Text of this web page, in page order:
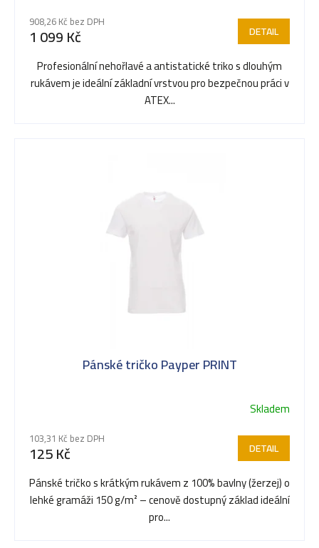
908,26 Kč bez DPH
1 099 Kč DETAIL
Profesionální nehořlavé a antistatické triko s dlouhým
rukávem je ideální základní vrstvou pro bezpečnou práci v
ATEX...
Pánské tričko Payper PRINT
Skladem
103,31 Kč bez DPH
125 Kč DETAIL
Pánské tričko s krátkým rukávem z 100% bavlny (žerzej) o
lehké gramáži 150 g/m² – cenově dostupný základ ideální
pro...